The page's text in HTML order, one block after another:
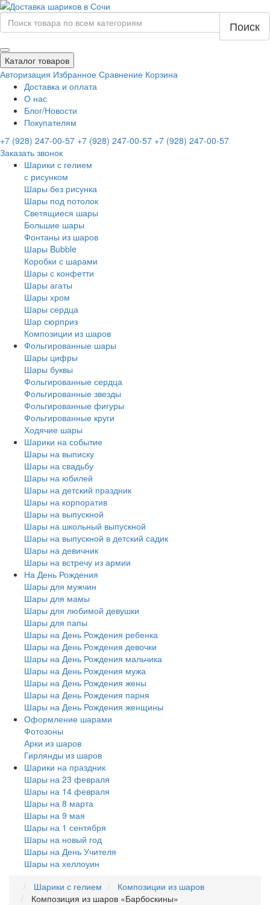
Поиск
Каталог товаров
Авторизация Избранное Сравнение Корзина
Доставка и оплата
О нас
Блог/Новости
Покупателям
+7 (928) 247-00-57 +7 (928) 247-00-57 +7 (928) 247-00-57
Заказать звонок
Шарики с гелием
с рисунком
Шары без рисунка
Шары под потолок
Светящиеся шары
Большие шары
Фонтаны из шаров
Шары Bubble
Коробки с шарами
Шары с конфетти
Шары агаты
Шары хром
Шары сердца
Шар сюрприз
Композиции из шаров
Фольгированные шары
Шары цифры
Шары буквы
Фольгированные сердца
Фольгированные звезды
Фольгированные фигуры
Фольгированные круги
Ходячие шары
Шарики на событие
Шары на выписку
Шары на свадьбу
Шары на юбилей
Шары на детский праздник
Шары на корпоратив
Шары на выпускной
Шары на школьный выпускной
Шары на выпускной в детский садик
Шары на девичник
Шары на встречу из армии
На День Рождения
Шары для мужчин
Шары для мамы
Шары для любимой девушки
Шары для папы
Шары на День Рождения ребенка
Шары на День Рождения девочки
Шары на День Рождения мальчика
Шары на День Рождения мужа
Шары на День Рождения жены
Шары на День Рождения парня
Шары на День Рождения женщины
Оформление шарами
Фотозоны
Арки из шаров
Гирлянды из шаров
Шарики на праздник
Шары на 23 февраля
Шары на 14 февраля
Шары на 8 марта
Шары на 9 мая
Шары на 1 сентября
Шары на новый год
Шары на День Учителя
Шары на хеллоуин
Шарики с гелием
Композиции из шаров
Композиция из шаров «Барбоскины»